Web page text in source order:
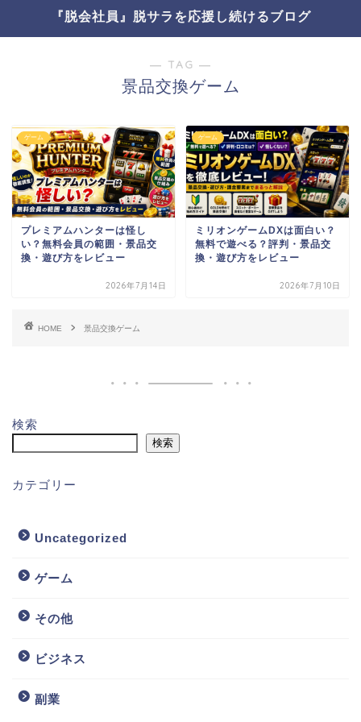
『脱会社員』脱サラを応援し続けるブログ
― TAG ―
景品交換ゲーム
ゲーム
プレミアムハンターは怪し
い？無料会員の範囲・景品交
換・遊び方をレビュー
2026年7月14日
ゲーム
ミリオンゲームDXは面白い？
無料で遊べる？評判・景品交
換・遊び方をレビュー
2026年7月10日
HOME 景品交換ゲーム
検索
検索
カテゴリー
Uncategorized
ゲーム
その他
ビジネス
副業